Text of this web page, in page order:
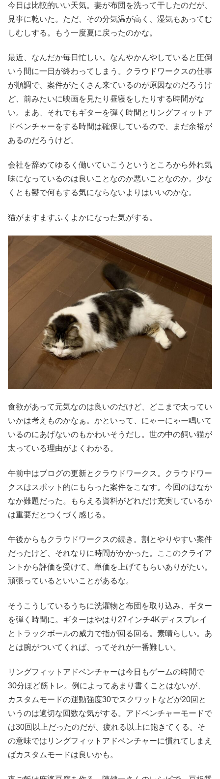
今日は比較的いい天気。妻が布団を洗って干したのだが、
見事に乾いた。ただ、その分気温が高く、湿気もあってむ
しむしする。もう一度夏に戻ったのかな。
最近、なんだか毎日忙しい。なんやかんやしていると圧倒
いう間に一日が終わってしまう。クラウドワークスの仕事
が順調で、案件がたくさん来ているのが原因なのだろうけ
ど、前みたいに映画を見たり昼寝をしたりする時間がな
い。まあ、それでもギターを弾く時間とリングフィットア
ドベンチャーをする時間は確保しているので、まだ余裕が
あるのだろうけど。
会社を辞めてゆるく働いていこうというところから外れ気
味になっているのは良いことなのか悪いことなのか。少な
くとも鬱で何もする気にならないよりはいいのかな。
猫がますますふくよかになった気がする。
食欲があって元気なのは良いのだけど、どこまで太ってい
いかは考えものかなぁ。かといって、にゃーにゃー鳴いて
いるのにあげないのもかわいそうだし。世の中の飼い猫が
太っている理由がよくわかる。
午前中はブログの更新とクラウドワークス。クラウドワー
クスはスポット的にもらった案件をこなす。今回のはなか
なか難題だった。もらえる資料がどれだけ充実しているか
は重要だとつくづく感じる。
午後からもクラウドワークスの続き。割とやりやすい案件
だったけど、それなりに時間がかかった。ここのクライア
ントから評価を受けて、単価を上げてもらいありがたい。
頑張っているといいことがあるな。
そうこうしているうちに洗濯物と布団を取り込み、ギター
を弾く時間に。ギターはやはり27インチ4Kディスプレイ
とトラックボールの威力で指が回る回る。素晴らしい。あ
とは腕がついてくれば、ってそれが一番難しい。
リングフィットアドベンチャーは今日もゲームの時間で
30分ほど筋トレ。例によってあまり書くことはないが、
カスタムモードの運動強度30でスクワットなどが20回と
いうのは適切な回数な気がする。アドベンチャーモードで
は30回以上だったのだが、疲れる以上に飽きてくる。そ
の意味ではリングフィットアドベンチャーに慣れてしまえ
ばカスタムモードは良いかも。